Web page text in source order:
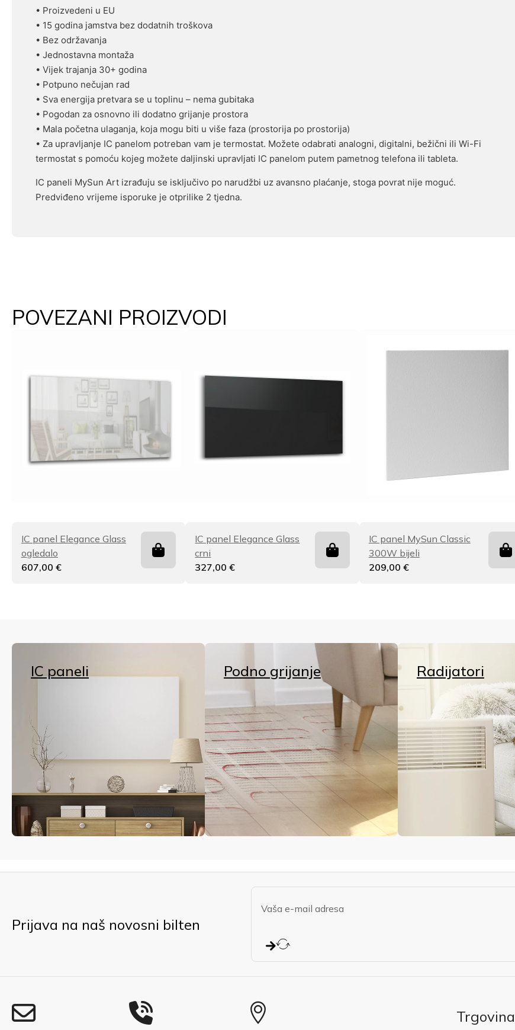
• Proizvedeni u EU
• 15 godina jamstva bez dodatnih troškova
• Bez održavanja
• Jednostavna montaža
• Vijek trajanja 30+ godina
• Potpuno nečujan rad
• Sva energija pretvara se u toplinu – nema gubitaka
• Pogodan za osnovno ili dodatno grijanje prostora
• Mala početna ulaganja, koja mogu biti u više faza (prostorija po prostorija)
• Za upravljanje IC panelom potreban vam je termostat. Možete odabrati analogni, digitalni, bežični ili Wi-Fi
termostat s pomoću kojeg možete daljinski upravljati IC panelom putem pametnog telefona ili tableta.
IC paneli MySun Art izrađuju se isključivo po narudžbi uz avansno plaćanje, stoga povrat nije moguć.
Predviđeno vrijeme isporuke je otprilike 2 tjedna.
POVEZANI PROIZVODI
IC panel Elegance Glass
ogledalo
607,00 €
IC panel Elegance Glass
crni
327,00€
IC panel MySun Classic
300W bijeli
209,00 €
IC paneli Podno grijanje Radijatori
Prijava na naš novosni bilten
Trgovina